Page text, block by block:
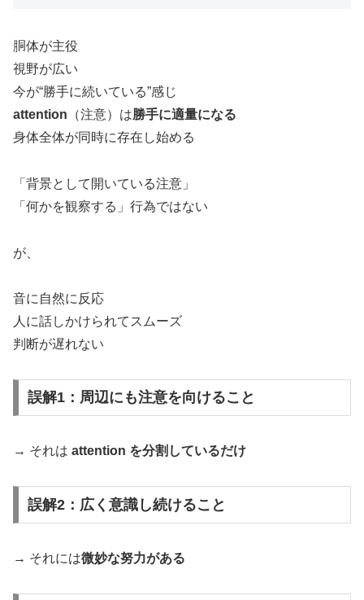
胴体が主役
視野が広い
今が“勝手に続いている”感じ
attention （注意）は勝手に適量になる
身体全体が同時に存在し始める
「背景として開いている注意」
「何かを観察する」行為ではない
が、
音に自然に反応
人に話しかけられてスムーズ
判断が遅れない
誤解1：周辺にも注意を向けること
→ それは attention を分割しているだけ
誤解2：広く意識し続けること
→ それには微妙な努力がある